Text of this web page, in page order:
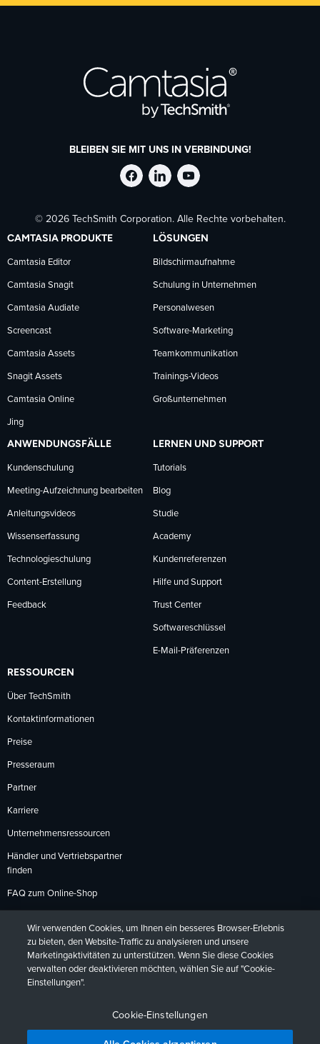
BLEIBEN SIE MIT UNS IN VERBINDUNG!
TechSmith
auf
Facebook
folgen
TechSmith
auf
LinkedIn
folgen
TechSmith
auf
YouTube
folgen
© 2026 TechSmith Corporation. Alle Rechte vorbehalten.
CAMTASIA PRODUKTE
Camtasia Editor
Camtasia Snagit
Camtasia Audiate
Screencast
Camtasia Assets
Snagit Assets
Camtasia Online
Jing
LÖSUNGEN
Bildschirmaufnahme
Schulung in Unternehmen
Personalwesen
Software-Marketing
Teamkommunikation
Trainings-Videos
Großunternehmen
ANWENDUNGSFÄLLE
Kundenschulung
Meeting-Aufzeichnung bearbeiten
Anleitungsvideos
Wissenserfassung
Technologieschulung
Content-Erstellung
Feedback
LERNEN UND SUPPORT
Tutorials
Blog
Studie
Academy
Kundenreferenzen
Hilfe und Support
Trust Center
Softwareschlüssel
E-Mail-Präferenzen
RESSOURCEN
Über TechSmith
Kontaktinformationen
Preise
Presseraum
Partner
Karriere
Unternehmensressourcen
Händler und Vertriebspartner
finden
FAQ zum Online-Shop
Rückgabebedingungen
DeutschFrançaisEspañol日本語
Wir verwenden Cookies, um Ihnen ein besseres Browser-Erlebnis
zu bieten, den Website-Traffic zu analysieren und unsere
Marketingaktivitäten zu unterstützen. Wenn Sie diese Cookies
verwalten oder deaktivieren möchten, wählen Sie auf "Cookie-
Einstellungen".
Cookie-Einstellungen